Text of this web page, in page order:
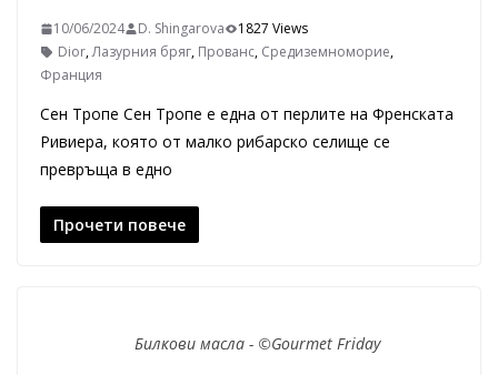
10/06/2024 D. Shingarova
1827 Views
Dior,Лазурния бряг, Прованс, Средиземноморие,
Франция
Сен Тропе Сен Тропе е една от перлите на Френската
Ривиера, която от малко рибарско селище се
превръща в едно
Прочети повече
Билкови масла - ©Gourmet Friday